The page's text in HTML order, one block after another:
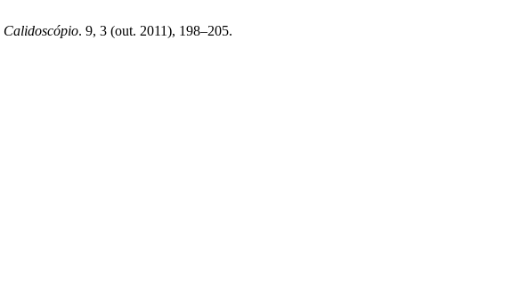
Calidoscópio. 9, 3 (out. 2011), 198–205.